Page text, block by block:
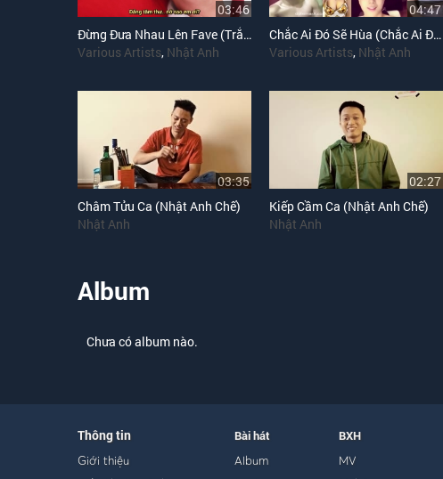
03:46
Đừng Đưa Nhau Lên Fave (Trắng Chế)
Various Artists, Nhật Anh
04:47
Chắc Ai Đó Sẽ Hùa (Chắc Ai Đó Sẽ Về Trắng Chế)
Various Artists, Nhật Anh
03:35
Châm Tửu Ca (Nhật Anh Chế)
Nhật Anh
02:27
Kiếp Cầm Ca (Nhật Anh Chế)
Nhật Anh
Album
Chưa có album nào.
Thông tin
Giới thiệu
Bài hát
Album
BXH
MV